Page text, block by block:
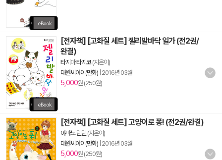
[전자책] [고화질 세트] 젤리발바닥 일가 (전2권/
완결)
타지마 타지코(지은이)
대원씨아이(만화) 2016년 03월
5,000원 (250원)
[전자책] [고화질 세트] 고양이로 퐁! (전2권/완결)
야마노 린린 (지은이)
대원씨아이(만화) 2016년 03월
5,000원 (250원)